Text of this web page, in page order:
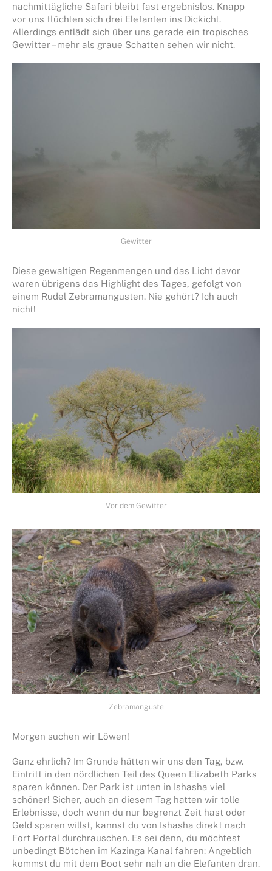
nachmittägliche Safari bleibt fast ergebnislos. Knapp
vor uns flüchten sich drei Elefanten ins Dickicht.
Allerdings entlädt sich über uns gerade ein tropisches
Gewitter – mehr als graue Schatten sehen wir nicht.
Gewitter
Diese gewaltigen Regenmengen und das Licht davor
waren übrigens das Highlight des Tages, gefolgt von
einem Rudel Zebramangusten. Nie gehört? Ich auch
nicht!
Vor dem Gewitter
Zebramanguste
Morgen suchen wir Löwen!
Ganz ehrlich? Im Grunde hätten wir uns den Tag, bzw.
Eintritt in den nördlichen Teil des Queen Elizabeth Parks
sparen können. Der Park ist unten in Ishasha viel
schöner! Sicher, auch an diesem Tag hatten wir tolle
Erlebnisse, doch wenn du nur begrenzt Zeit hast oder
Geld sparen willst, kannst du von Ishasha direkt nach
Fort Portal durchrauschen. Es sei denn, du möchtest
unbedingt Bötchen im Kazinga Kanal fahren: Angeblich
kommst du mit dem Boot sehr nah an die Elefanten dran.